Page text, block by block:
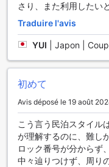
さり、また利用したい
Traduire l'avis
YUI Japon |
初めて
Avis déposé le 19 août
こう言う民泊スタイル
が理解するのに、難し
ロック番号が分からず
中々辿りつけず、周り